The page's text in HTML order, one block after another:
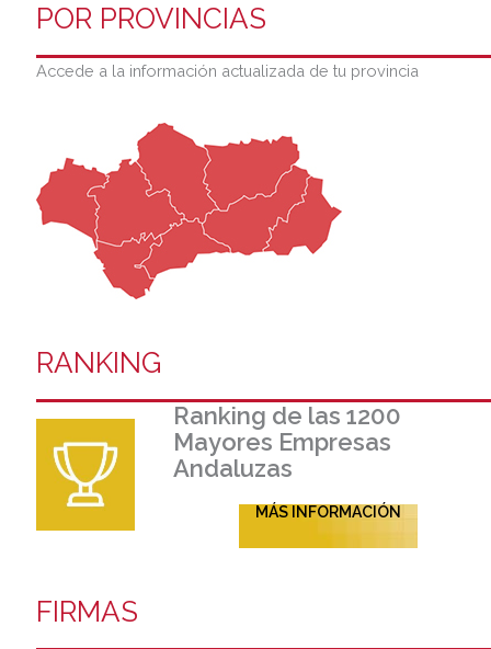
POR PROVINCIAS
Accede a la información actualizada de tu provincia
RANKING
Ranking de las 1200
Mayores Empresas
Andaluzas
MÁS INFORMACIÓN
FIRMAS